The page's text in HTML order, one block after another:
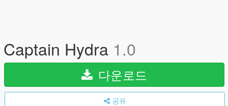
Captain Hydra 1.0
다운로드
공유